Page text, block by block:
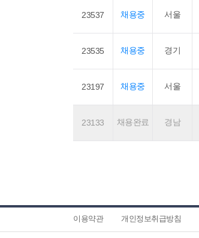
23537 채용중 서울
23535 채용중 경기
23197 채용중 서울
23133 채용완료 경남
이용약관 개인정보취급방침